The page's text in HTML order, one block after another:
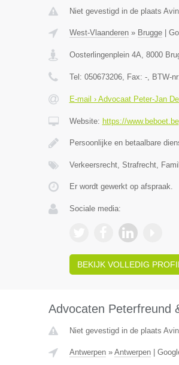
Niet gevestigd in de plaats
West-Vlaanderen» Brugge|
Oosterlingenplein 4A, 8000
Tel: 050673206, Fax: -, BTW-
E-mail › Advocaat Peter-Jan
Website: https://www.beboet.be
Persoonlijke en betaalbare
Verkeersrecht, Strafrecht,
Er wordt gewerkt op afspraak.
Sociale media:
BEKIJK VOLLEDIG
Advocaten Peterfreund
Niet gevestigd in de plaats
Antwerpen» Antwerpen|